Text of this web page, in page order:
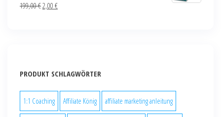
199,00€2,00 €
PRODUKT SCHLAGWÖRTER
1:1 Coaching Affiliate König affiliate marketing anleitung